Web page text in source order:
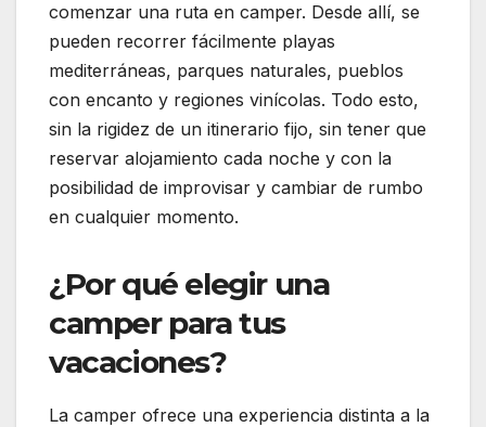
comenzar una ruta en camper. Desde allí, se
pueden recorrer fácilmente playas
mediterráneas, parques naturales, pueblos
con encanto y regiones vinícolas. Todo esto,
sin la rigidez de un itinerario fijo, sin tener que
reservar alojamiento cada noche y con la
posibilidad de improvisar y cambiar de rumbo
en cualquier momento.
¿Por qué elegir una
camper para tus
vacaciones?
La camper ofrece una experiencia distinta a la